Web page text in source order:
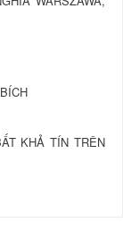
KHẢ TÍN TRÊN